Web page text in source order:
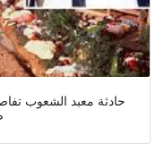
حادثة معبد الشعوب